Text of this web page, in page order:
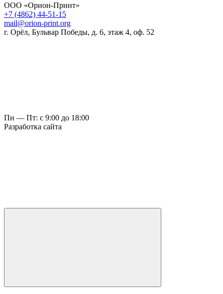
ООО «Орион-Принт»
+7 (4862) 44-51-15
mail@orion-print.org
г. Орёл, Бульвар Победы, д. 6, этаж 4, оф. 52
Пн — Пт: с 9:00 до 18:00
Разработка сайта